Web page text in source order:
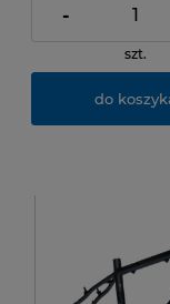
-
szt.
do